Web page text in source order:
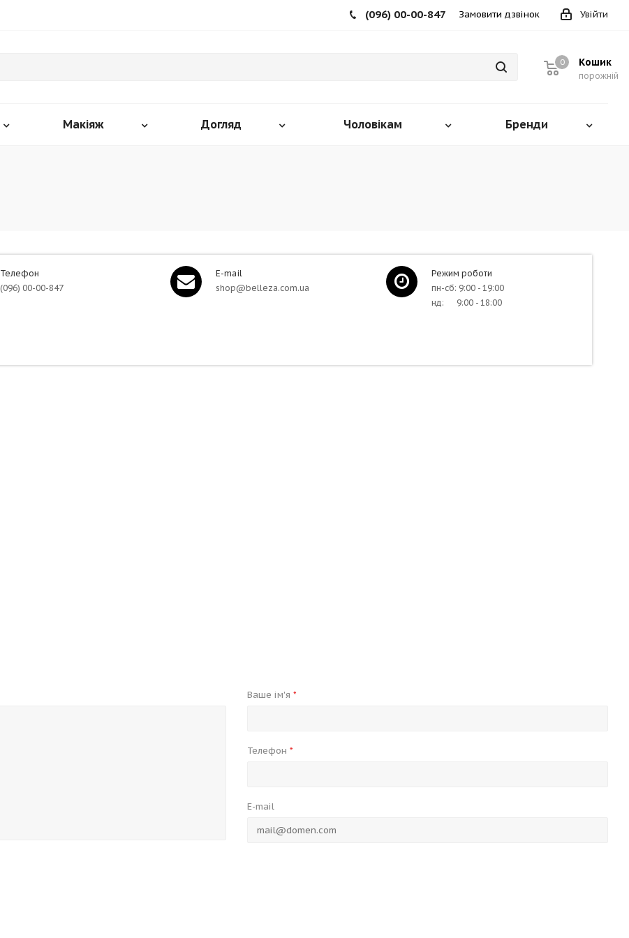
Увійти
(096) 00-00-847 Замовити дзвінок
Кошик
порожній
0
Макіяж Догляд Чоловікам Бренди
Телефон
(096) 00-00-847
E-mail
shop@belleza.com.ua
Режим роботи
пн-сб: 9:00 - 19:00
нд: 9:00 - 18:00
Ваше ім'я *
Телефон *
E-mail